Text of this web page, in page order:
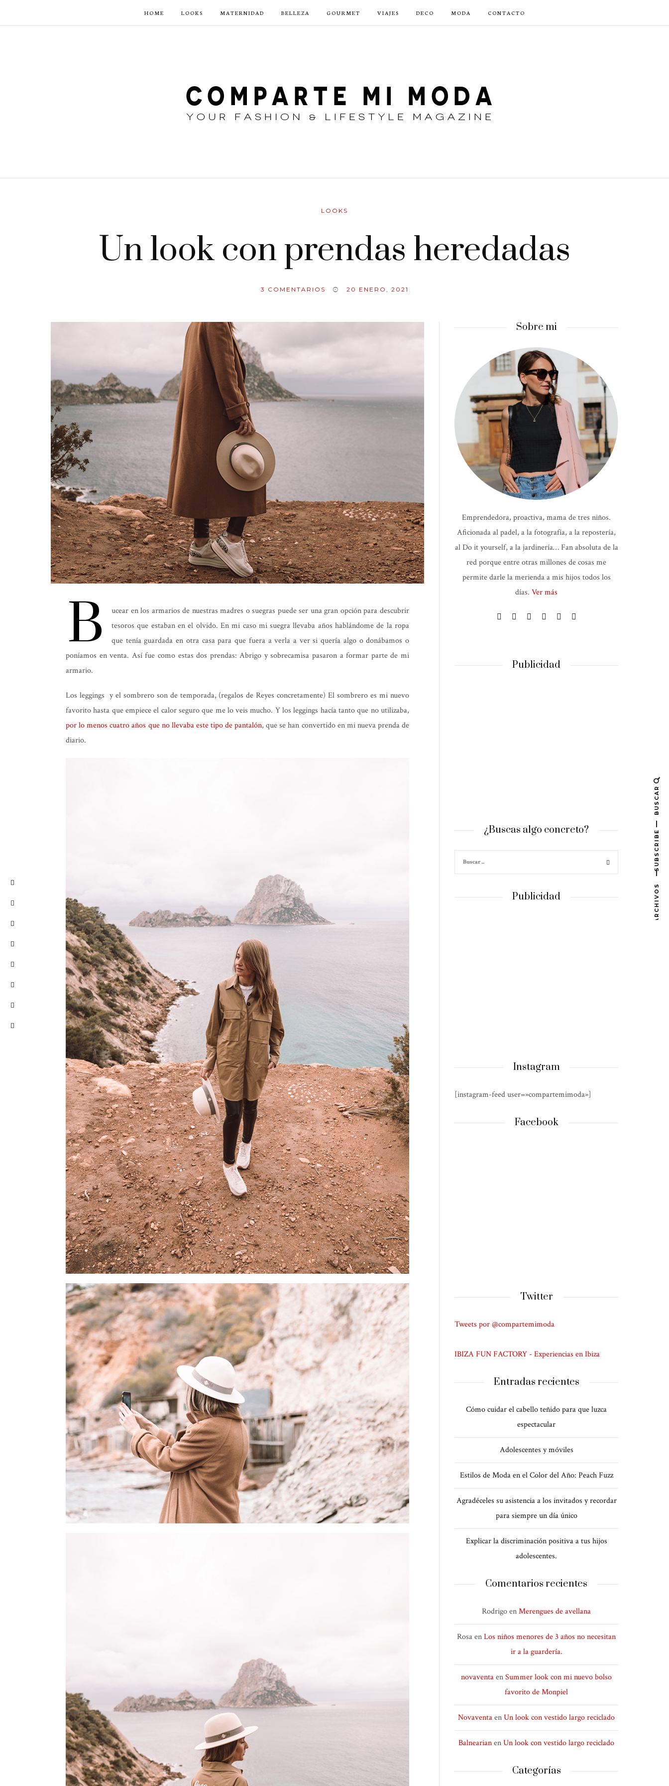
HOME LOOKS MATERNIDAD BELLEZA GOURMET VIAJES DECO MODA CONTACTO
LOOKS
Un look con prendas heredadas
3 COMENTARIOS 20 ENERO, 2021
B
ucear en los armarios de nuestras madres o suegras puede ser una gran opción para descubrir
tesoros que estaban en el olvido. En mi caso mi suegra llevaba años hablándome de la ropa
que tenía guardada en otra casa para que fuera a verla a ver si quería algo o donábamos o
poníamos en venta. Así fue como estas dos prendas: Abrigo y sobrecamisa pasaron a formar parte de mi
armario.
Los leggings y el sombrero son de temporada, (regalos de Reyes concretamente) El sombrero es mi nuevo
favorito hasta que empiece el calor seguro que me lo veis mucho. Y los leggings hacía tanto que no utilizaba,
por lo menos cuatro años que no llevaba este tipo de pantalón, que se han convertido en mi nueva prenda de
diario.
Sobre mi
Emprendedora, proactiva, mama de tres niños.
Aficionada al padel, a la fotografía, a la repostería,
al Do it yourself, a la jardinería… Fan absoluta de la
red porque entre otras millones de cosas me
permite darle la merienda a mis hijos todos los
días. Ver más
Publicidad
¿Buscas algo concreto?
Publicidad
Instagram
[instagram-feed user=»compartemimoda»]
Facebook
Twitter
Tweets por @compartemimoda
IBIZA FUN FACTORY - Experiencias en Ibiza
Entradas recientes
Cómo cuidar el cabello teñido para que luzca
espectacular
Adolescentes y móviles
Estilos de Moda en el Color del Año: Peach Fuzz
Agradéceles su asistencia a los invitados y recordar
para siempre un día único
Explicar la discriminación positiva a tus hijos
adolescentes.
Comentarios recientes
RodrigoenMerengues de avellana
RosaenLos niños menores de 3 años no necesitan
ir a la guardería.
novaventaenSummer look con mi nuevo bolso
favorito de Monpiel
NovaventaenUn look con vestido largo reciclado
BalnearianenUn look con vestido largo reciclado
Categorías
BUSCAR
SUBSCRIBE
ARCHIVOS